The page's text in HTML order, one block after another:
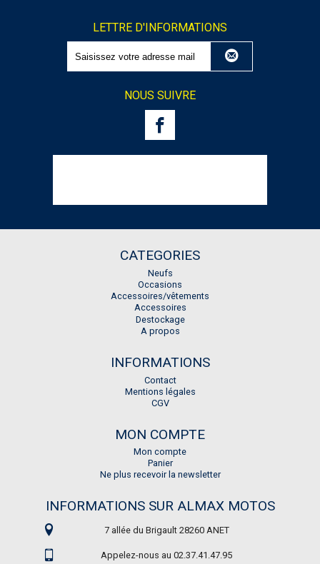
LETTRE D'INFORMATIONS
NOUS SUIVRE
CATEGORIES
Neufs
Occasions
Accessoires/vêtements
Accessoires
Destockage
A propos
INFORMATIONS
Contact
Mentions légales
CGV
MON COMPTE
Mon compte
Panier
Ne plus recevoir la newsletter
INFORMATIONS SUR ALMAX MOTOS
7 allée du Brigault 28260 ANET
Appelez-nous au 02.37.41.47.95